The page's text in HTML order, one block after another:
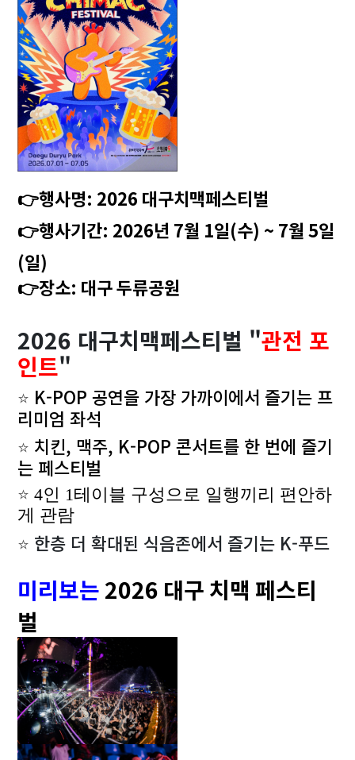
👉행사명: 2026 대구치맥페스티벌
👉행사기간: 2026년 7월 1일(수) ~ 7월 5일
(일)
👉장소: 대구 두류공원
2026 대구치맥페스티벌 "관전 포
인트"
⭐ K-POP 공연을 가장 가까이에서 즐기는 프
리미엄 좌석
⭐ 치킨, 맥주, K-POP 콘서트를 한 번에 즐기
는 페스티벌
⭐4인 1테이블 구성으로 일행끼리 편안하
게 관람
⭐ 한층 더 확대된 식음존에서 즐기는 K-푸드
미리보는 2026 대구 치맥 페스티
벌